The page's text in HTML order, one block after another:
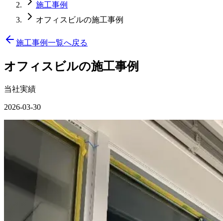
施工事例
オフィスビルの施工事例
施工事例一覧へ戻る
オフィスビルの施工事例
当社実績
2026-03-30